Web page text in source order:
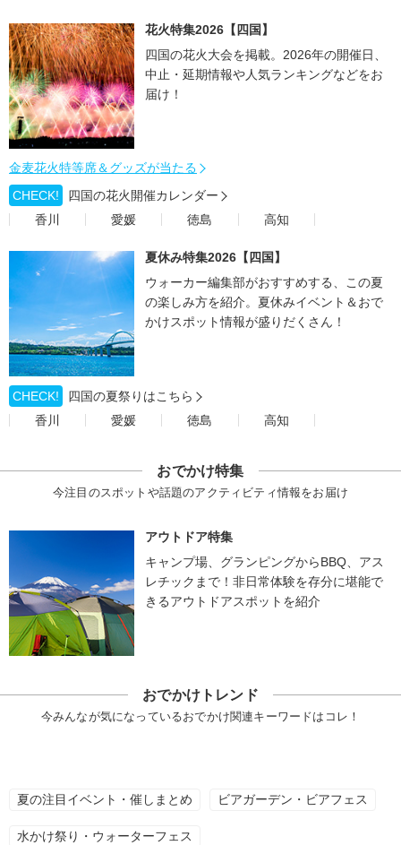
花火特集2026【四国】
四国の花火大会を掲載。2026年の開催日、
中止・延期情報や人気ランキングなどをお
届け！
金麦花火特等席＆グッズが当たる
CHECK!
四国の花火開催カレンダー
香川
愛媛 徳島 高知
夏休み特集2026【四国】
ウォーカー編集部がおすすめする、この夏
の楽しみ方を紹介。夏休みイベント＆おで
かけスポット情報が盛りだくさん！
CHECK!
四国の夏祭りはこちら
香川
愛媛 徳島 高知
おでかけ特集
今注目のスポットや話題のアクティビティ情報をお届け
アウトドア特集
キャンプ場、グランピングからBBQ、アス
レチックまで！非日常体験を存分に堪能で
きるアウトドアスポットを紹介
おでかけトレンド
今みんなが気になっているおでかけ関連キーワードはコレ！
夏の注目イベント・催しまとめ ビアガーデン・ビアフェス
水かけ祭り・ウォーターフェス